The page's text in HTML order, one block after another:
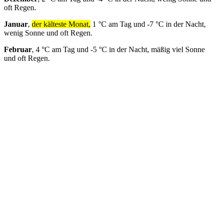
oft Regen.
Januar, der kälteste Monat, 1 °C am Tag und -7 °C in der Nacht,
wenig Sonne und oft Regen.
Februar, 4 °C am Tag und -5 °C in der Nacht, mäßig viel Sonne
und oft Regen.